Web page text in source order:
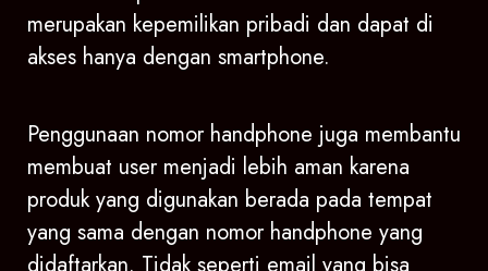
merupakan kepemilikan pribadi dan dapat di
akses hanya dengan smartphone.
Penggunaan nomor handphone juga membantu
membuat user menjadi lebih aman karena
produk yang digunakan berada pada tempat
yang sama dengan nomor handphone yang